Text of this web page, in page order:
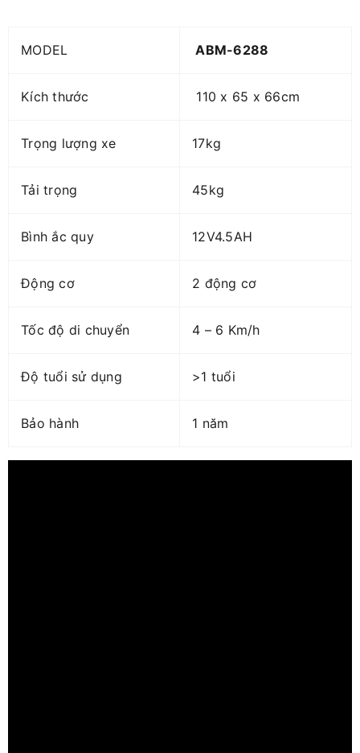
MODEL ABM-6288
Kích thước 110 x 65 x 66cm
Trọng lượng xe 17kg
Tải trọng 45kg
Bình ắc quy 12V4.5AH
Động cơ 2 động cơ
Tốc độ di chuyển 4 – 6 Km/h
Độ tuổi sử dụng >1 tuổi
Bảo hành 1 năm